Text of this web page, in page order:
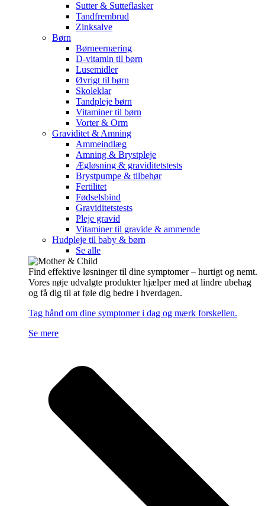
Sutter & Sutteflasker
Tandfrembrud
Zinksalve
Børn
Børneernæring
D-vitamin til børn
Lusemidler
Øvrigt til børn
Skoleklar
Tandpleje børn
Vitaminer til børn
Vorter & Orm
Graviditet & Amning
Ammeindlæg
Amning & Brystpleje
Ægløsning & graviditetstests
Brystpumpe & tilbehør
Fertilitet
Fødselsbind
Graviditetstests
Pleje gravid
Vitaminer til gravide & ammende
Hudpleje til baby & børn
Se alle
Find effektive løsninger til dine symptomer – hurtigt og nemt.
Vores nøje udvalgte produkter hjælper med at lindre ubehag
og få dig til at føle dig bedre i hverdagen.
Tag hånd om dine symptomer i dag og mærk forskellen.
Se mere